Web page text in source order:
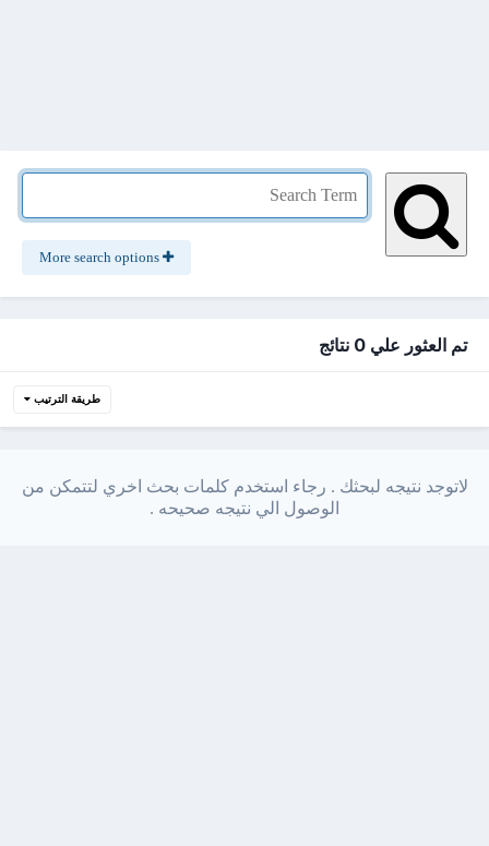
تم العثور علي 0 نتائج
طريقة الترتيب
لاتوجد نتيجه لبحثك . رجاء استخدم كلمات بحث اخري لتتمكن من
الوصول الي نتيجه صحيحه .